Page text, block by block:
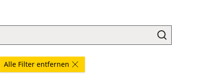
Alle Filter entfernen